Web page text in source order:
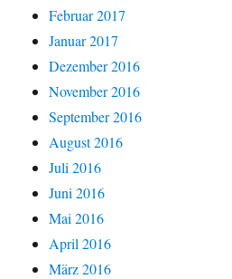
Februar 2017
Januar 2017
Dezember 2016
November 2016
September 2016
August 2016
Juli 2016
Juni 2016
Mai 2016
April 2016
März 2016